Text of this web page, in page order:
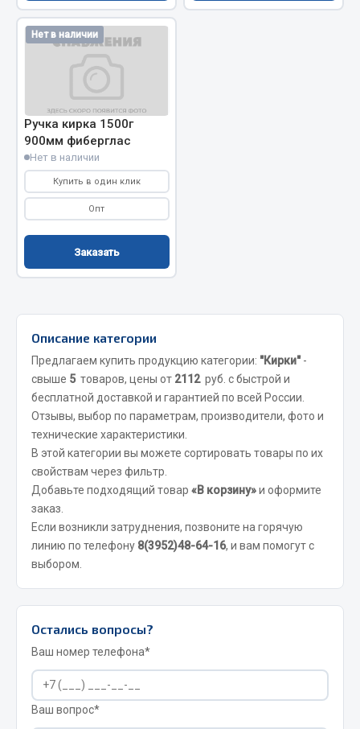
МЕТИЗЫ
Кольца стопорные
Пресс-масленки
Пробки
Пружины
Показать ещё
Весь раздел
Camozzi
Адаптеры и переходники
Тройники
Трубки, муфты, гайки
Угольники
Фитинги
Инструмент
Автомобильный инструмент
Измерительный инструмент
Крепежный инструмент
Режущий инструмент
Силовое оборудование
Нет в наличии
Ручка кирка 1500г
900мм фиберглас
Нет в наличии
Купить в один клик
Опт
Заказать
Описание категории
Предлагаем купить продукцию категории: "Кирки"-
свыше 5 товаров, цены от 2112 руб. с быстрой и
бесплатной доставкой и гарантией по всей России.
Отзывы, выбор по параметрам, производители, фото и
технические характеристики.
В этой категории вы можете сортировать товары по их
свойствам через фильтр.
Добавьте подходящий товар «В корзину»и оформите
заказ.
Если возникли затруднения, позвоните на горячую
линию по телефону 8(3952)48-64-16, и вам помогут с
выбором.
Остались вопросы?
Ваш номер телефона*
Ваш вопрос*